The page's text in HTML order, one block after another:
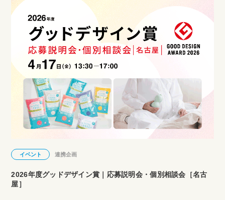
イベント 連携企画
2026年度グッドデザイン賞｜応募説明会・個別相談会［名古
屋］